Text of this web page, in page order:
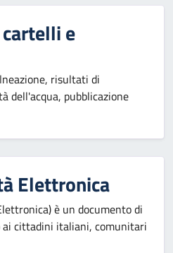
e
risultati di
dell'acqua, pubblicazione
Elettronica
è un documento di
cittadini italiani, comunitari